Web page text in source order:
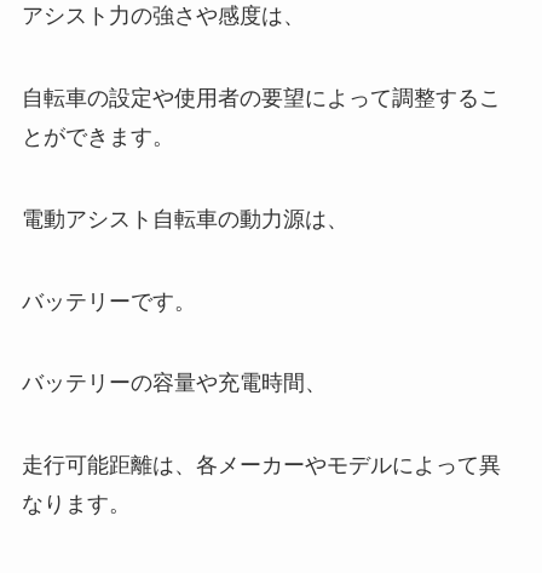
アシスト力の強さや感度は、
自転車の設定や使用者の要望によって調整するこ
とができます。
電動アシスト自転車の動力源は、
バッテリーです。
バッテリーの容量や充電時間、
走行可能距離は、各メーカーやモデルによって異
なります。